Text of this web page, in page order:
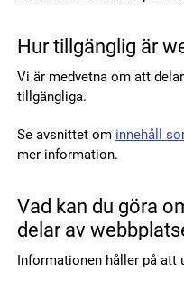
Hur tillgänglig är
Vi är medvetna om att
tillgängliga.
Se avsnittet om innehåll
mer information.
Vad kan du göra
delar av
Informationen håller på